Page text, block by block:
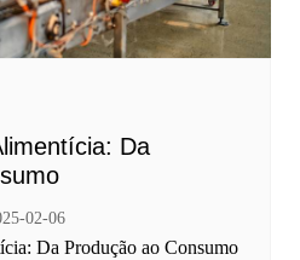
Da
02-06
Da Produção ao Consumo